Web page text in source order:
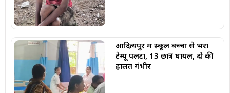
आदित्यपुर में स्कूल बच्चों से भरा
टेम्पू पलटा, 13 छात्र घायल, दो की
हालत गंभीर